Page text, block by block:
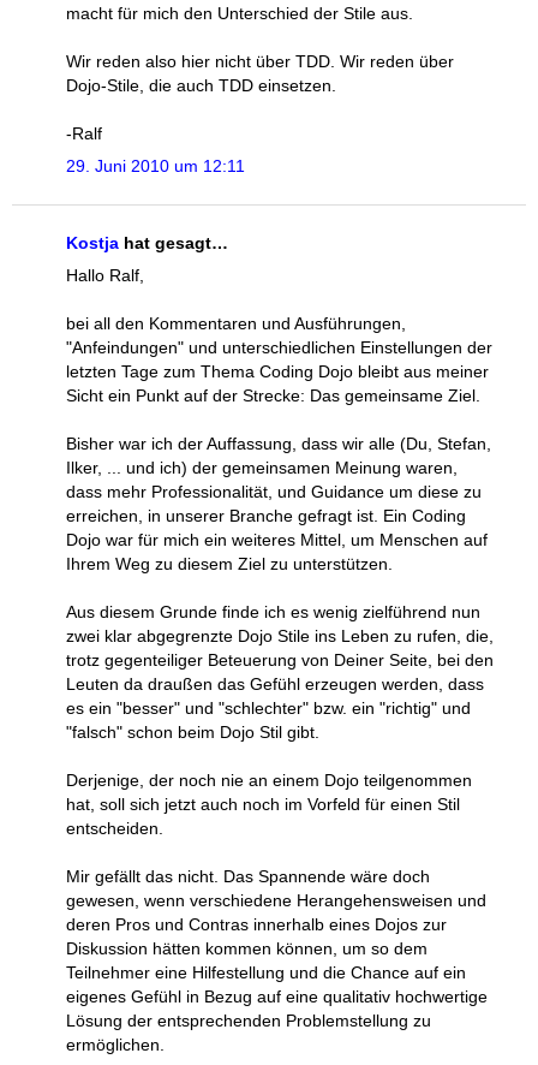
macht für mich den Unterschied der Stile aus.
Wir reden also hier nicht über TDD. Wir reden über
Dojo-Stile, die auch TDD einsetzen.
-Ralf
29. Juni 2010 um 12:11
Kostja hat gesagt…
Hallo Ralf,
bei all den Kommentaren und Ausführungen,
"Anfeindungen" und unterschiedlichen Einstellungen der
letzten Tage zum Thema Coding Dojo bleibt aus meiner
Sicht ein Punkt auf der Strecke: Das gemeinsame Ziel.
Bisher war ich der Auffassung, dass wir alle (Du, Stefan,
Ilker, ... und ich) der gemeinsamen Meinung waren,
dass mehr Professionalität, und Guidance um diese zu
erreichen, in unserer Branche gefragt ist. Ein Coding
Dojo war für mich ein weiteres Mittel, um Menschen auf
Ihrem Weg zu diesem Ziel zu unterstützen.
Aus diesem Grunde finde ich es wenig zielführend nun
zwei klar abgegrenzte Dojo Stile ins Leben zu rufen, die,
trotz gegenteiliger Beteuerung von Deiner Seite, bei den
Leuten da draußen das Gefühl erzeugen werden, dass
es ein "besser" und "schlechter" bzw. ein "richtig" und
"falsch" schon beim Dojo Stil gibt.
Derjenige, der noch nie an einem Dojo teilgenommen
hat, soll sich jetzt auch noch im Vorfeld für einen Stil
entscheiden.
Mir gefällt das nicht. Das Spannende wäre doch
gewesen, wenn verschiedene Herangehensweisen und
deren Pros und Contras innerhalb eines Dojos zur
Diskussion hätten kommen können, um so dem
Teilnehmer eine Hilfestellung und die Chance auf ein
eigenes Gefühl in Bezug auf eine qualitativ hochwertige
Lösung der entsprechenden Problemstellung zu
ermöglichen.